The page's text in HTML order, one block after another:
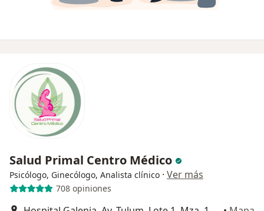
Salud Primal Centro Médico
Psicólogo, Ginecólogo, Analista clínico · Ver más
708 opiniones